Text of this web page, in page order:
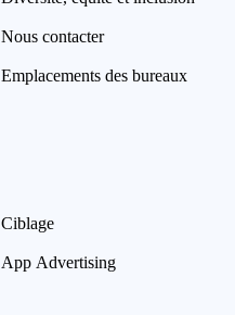
Nous contacter
Emplacements des bureaux
Ciblage
App Advertising